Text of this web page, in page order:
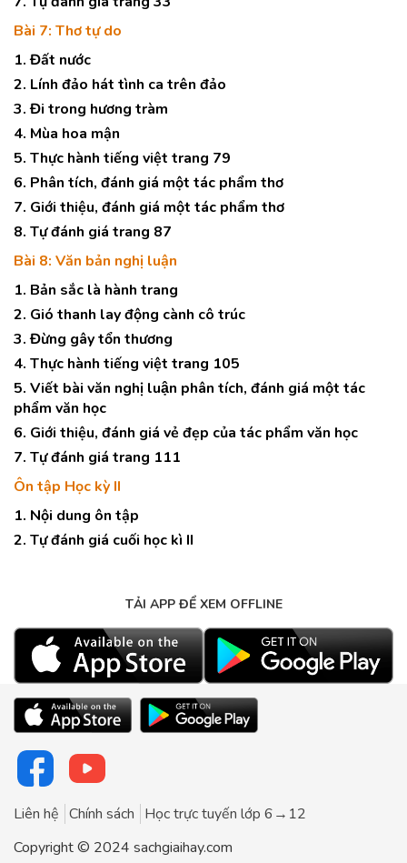
Bài 7: Thơ tự do
1. Đất nước
2. Lính đảo hát tình ca trên đảo
3. Đi trong hương tràm
4. Mùa hoa mận
5. Thực hành tiếng việt trang 79
6. Phân tích, đánh giá một tác phẩm thơ
7. Giới thiệu, đánh giá một tác phẩm thơ
8. Tự đánh giá trang 87
Bài 8: Văn bản nghị luận
1. Bản sắc là hành trang
2. Gió thanh lay động cành cô trúc
3. Đừng gây tổn thương
4. Thực hành tiếng việt trang 105
5. Viết bài văn nghị luận phân tích, đánh giá một tác
phẩm văn học
6. Giới thiệu, đánh giá vẻ đẹp của tác phẩm văn học
7. Tự đánh giá trang 111
Ôn tập Học kỳ II
1. Nội dung ôn tập
2. Tự đánh giá cuối học kì II
TẢI APP ĐỂ XEM OFFLINE
Liên hệ Chính sách Học trực tuyến lớp 6→12
Copyright © 2024 sachgiaihay.com